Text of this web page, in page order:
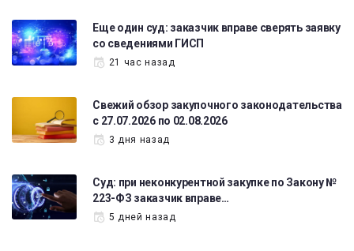
Еще один суд: заказчик вправе сверять заявку
со сведениями ГИСП
21 час назад
Свежий обзор закупочного законодательства
с 27.07.2026 по 02.08.2026
3 дня назад
Суд: при неконкурентной закупке по Закону №
223-ФЗ заказчик вправе…
5 дней назад